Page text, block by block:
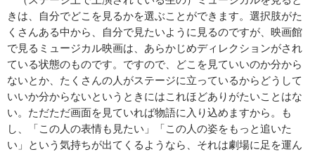
きは、自分でどこを見るかを選ぶことができます。選択肢がた
くさんある中から、自分で見たいように見るのですが、映画館
で見るミュージカル映画は、あらかじめディレクションがされ
ている状態のものです。ですので、どこを見ていいのか分から
ないとか、たくさんの人がステージに立っているからどうして
いいか分からないというときにはこれほどありがたいことはな
い。ただただ画面を見ていれば物語に入り込めますから。も
し、「この人の表情も見たい」「この人の姿をもっと追いた
い」という気持ちが出てくるようなら、それは劇場に足を運ん